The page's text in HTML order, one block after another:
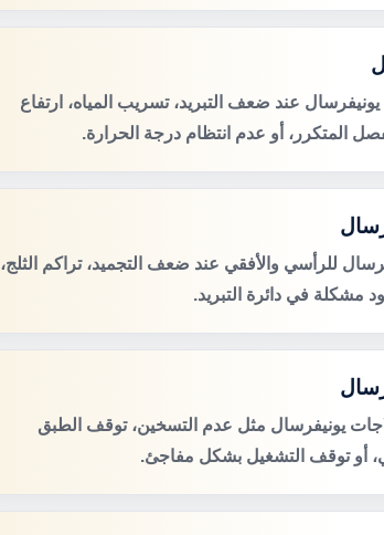
عند ضعف التبريد، تسريب المياه، ارتفاع
المتكرر، أو عدم انتظام درجة الحرارة.
للرأسي والأفقي عند ضعف التجميد، تراكم الثلج،
مشكلة في دائرة التبريد.
يونيفرسال مثل عدم التسخين، توقف الطبق
أو توقف التشغيل بشكل مفاجئ.